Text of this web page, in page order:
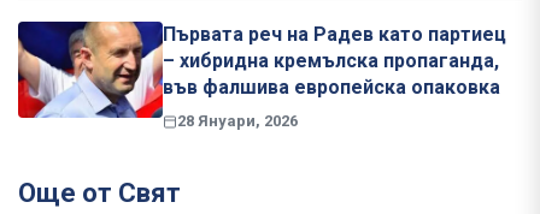
Първата реч на Радев като партиец
– хибридна кремълска пропаганда,
във фалшива европейска опаковка
28 Януари, 2026
Още от Свят